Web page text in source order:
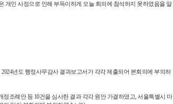
개인 사정으로 인해 부득이하게 오늘 회의에 참석하지 못하였음을 알
년도 행정사무감사 결과보고서가 각각 제출되어 본회의에 부의하
조례안 등 10건을 심사한 결과 각각 원안 가결하였고, 서울특별시 마